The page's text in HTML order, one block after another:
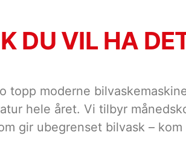
DU VIL HA
topp moderne
hele året. Vi tilbyr
gir ubegrenset bilvask – kom